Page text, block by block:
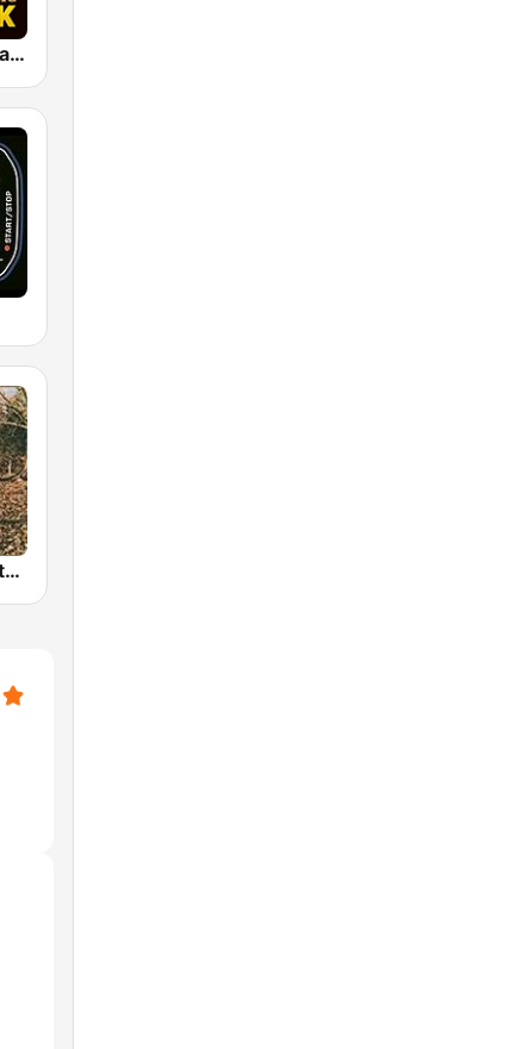
Classic Rock Station
GotRadio - Southern Rock